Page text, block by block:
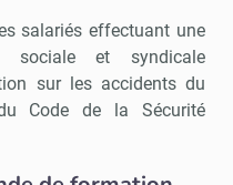
salariés effectuant une
sociale et syndicale
sur les accidents du
Code de la Sécurité